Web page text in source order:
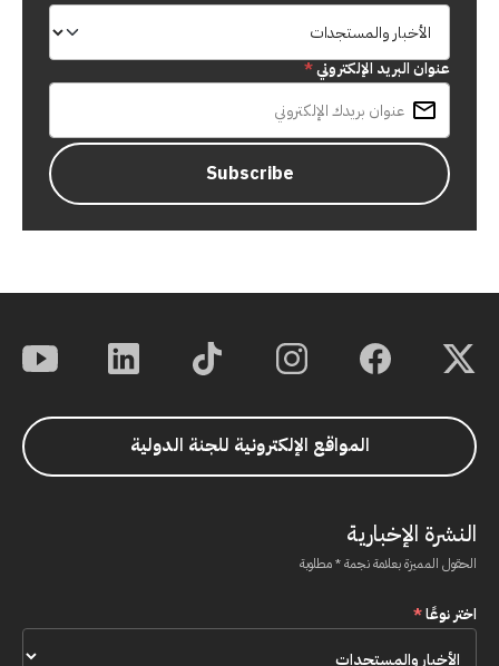
عنوان البريد الإلكتروني*
المواقع الإلكترونية للجنة الدولية
النشرة الإخبارية
الحقول المميزة بعلامة نجمة * مطلوبة
اختر نوعًا*